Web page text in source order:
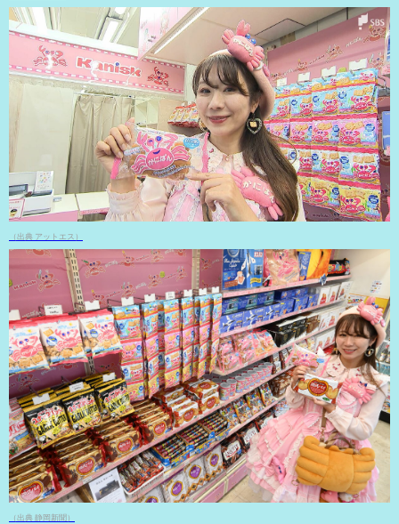
（出典 アットエス）
（出典 静岡新聞）